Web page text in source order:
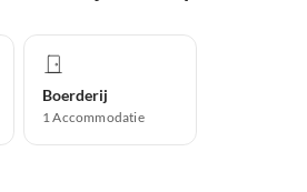
Boerderij
1Accommodatie